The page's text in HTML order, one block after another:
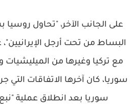
على الجانب الآخر، "تحاول
البساط من تحت أرجل الإيرانيين"،
مع تركيا وغيرها من الميليشيات
سوريا، كان آخرها الاتفاقات
سوريا بعد انطلاق عملية "نبع